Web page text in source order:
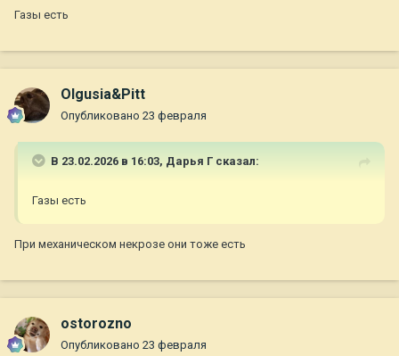
Газы есть
Olgusia&Pitt
Опубликовано 23 февраля
В 23.02.2026 в 16:03, Дарья Г сказал:
Газы есть
При механическом некрозе они тоже есть
ostorozno
Опубликовано 23 февраля